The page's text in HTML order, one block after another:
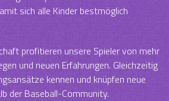
sich alle Kinder bestmöglich
profitieren unsere Spieler von mehr
und neuen Erfahrungen. Gleichzeitig
kennen und knüpfen neue
der Baseball-Community.